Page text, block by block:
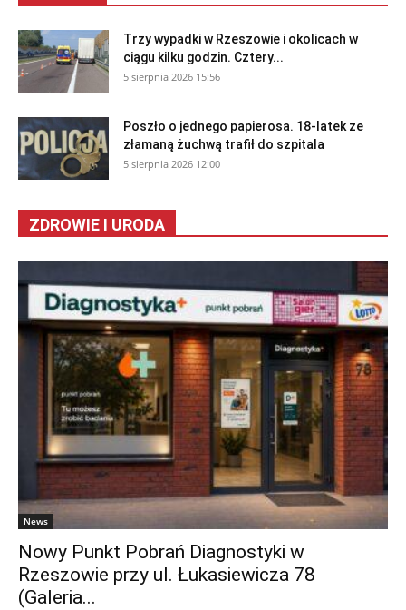
Trzy wypadki w Rzeszowie i okolicach w
ciągu kilku godzin. Cztery...
5 sierpnia 2026 15:56
Poszło o jednego papierosa. 18-latek ze
złamaną żuchwą trafił do szpitala
5 sierpnia 2026 12:00
ZDROWIE I URODA
News
Nowy Punkt Pobrań Diagnostyki w
Rzeszowie przy ul. Łukasiewicza 78
(Galeria...